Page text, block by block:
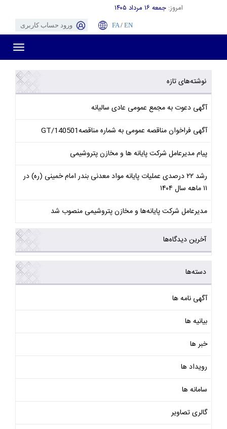
امروز: جمعه ۱۶ مرداد ۱۴۰۵
FA/ EN ورود حساب کاربری
نوشته‌های تازه
آگهی دعوت به مجمع عمومی عادی سالیانه
آگهی فراخوان مناقصه عمومی به شماره مناقصهGT/140501
پیام مدیرعامل شرکت پایانه ها و مخازن پتروشیمی
رشد ۲۲ درصدی عملیات پایانه مواد معدنی بندر امام خمینی (ره) در
۱۱ ماهه سال ۱۴۰۴
مدیرعامل شرکت پایانه‌ها و مخازن پتروشیمی منصوب شد
آخرین دیدگاه‌ها
دسته‌ها
آگهی نامه ها
بیانیه ها
خبر ها
رویداد ها
سامانه ها
گالری تصاویر